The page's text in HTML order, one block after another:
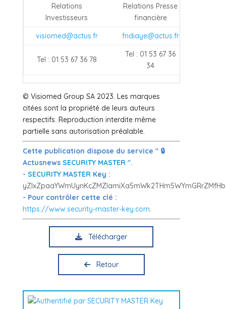
Relations
Investisseurs
Relations Presse
financière
visiomed@actus.fr
fndiaye@actus.fr
Tel : 01 53 67 36 78
Tel : 01 53 67 36
34
© Visiomed Group SA 2023. Les marques
citées sont la propriété de leurs auteurs
respectifs. Reproduction interdite même
partielle sans autorisation préalable.
Cette publication dispose du service " 🔒
Actusnews SECURITY MASTER".
- SECURITY MASTERKey :
- Pour contrôler cette clé :
https://www.security-master-key.com
Télécharger
Retour